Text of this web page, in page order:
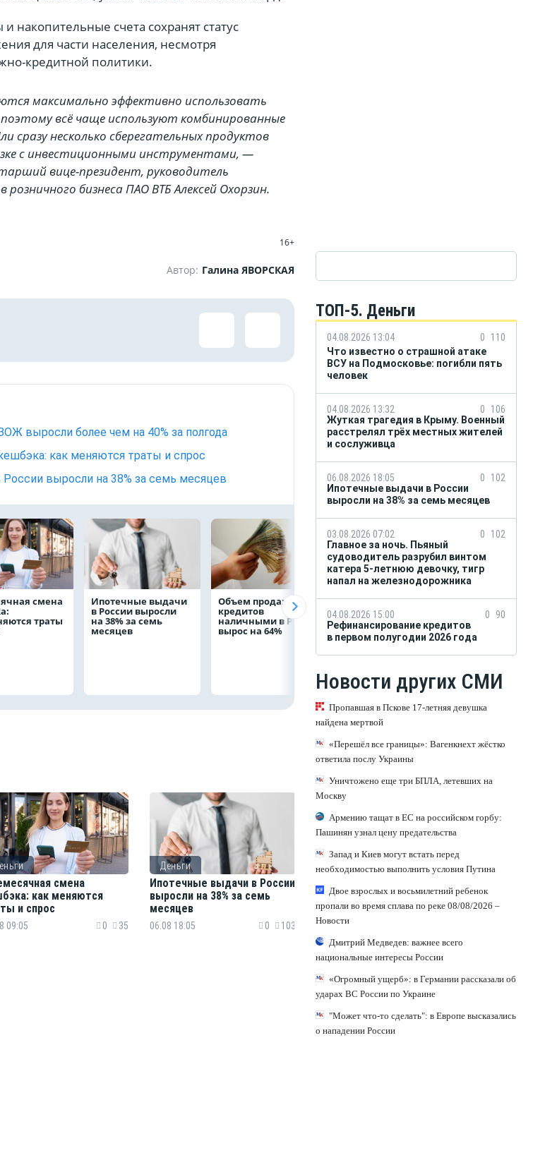
накопительные счета сохранят статус
для части населения, несмотря
кредитной политики.
максимально эффективно использовать
всё чаще используют комбинированные
сразу несколько сберегательных продуктов
с инвестиционными инструментами, —
вице-президент, руководитель
бизнеса ПАО ВТБ Алексей Охорзин.
16+
Автор: Галина ЯВОРСКАЯ
выросли более чем на 40% за полгода
как меняются траты и спрос
выросли на 38% за семь месяцев
смена
траты
Ипотечные выдачи
в России выросли
на 38% за семь
месяцев
Объем продаж
кредитов
наличными в России
вырос на 64%
Рефинансирование
кредитов в первом
полугодии 2026 года
ВТБ предоставит
млрд рублей
на строительство
комплексов
смена
как меняются
и спрос
09:05 0 35
Деньги
Ипотечные выдачи в России
выросли на 38% за семь
месяцев
06.08 18:05 0 103
ТОП-5. Деньги
04.08.2026 13:04 0
110
Что известно о страшной атаке
ВСУ на Подмосковье: погибли пять
человек
04.08.2026 13:32 0
106
Жуткая трагедия в Крыму. Военный
расстрелял трёх местных жителей
и сослуживца
06.08.2026 18:05 0
102
Ипотечные выдачи в России
выросли на 38% за семь месяцев
03.08.2026 07:02 0
102
Главное за ночь. Пьяный
судоводитель разрубил винтом
катера 5-летнюю девочку, тигр
напал на железнодорожника
04.08.2026 15:00 0
90
Рефинансирование кредитов
в первом полугодии 2026 года
Новости других СМИ
Пропавшая в Пскове 17-летняя девушка
найдена мертвой
«Перешёл все границы»: Вагенкнехт жёстко
ответила послу Украины
Уничтожено еще три БПЛА, летевших на
Москву
Армению тащат в ЕС на российском горбу:
Пашинян узнал цену предательства
Запад и Киев могут встать перед
необходимостью выполнить условия Путина
Двое взрослых и восьмилетний ребенок
пропали во время сплава по реке 08/08/2026 –
Новости
Дмитрий Медведев: важнее всего
национальные интересы России
«Огромный ущерб»: в Германии рассказали об
ударах ВС России по Украине
"Может что-то сделать": в Европе высказались
о нападении России